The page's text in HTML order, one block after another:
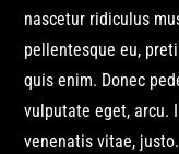
nascetur ridiculus
pellentesque eu,
quis enim. Donec
vulputate eget, arcu.
venenatis vitae,